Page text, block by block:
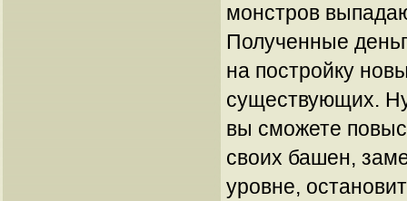
монстров
Полученные
на постройку
существующих.
вы сможете
своих башен,
уровне,